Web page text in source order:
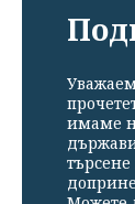
имаме